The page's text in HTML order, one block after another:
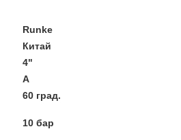
Runke
Китай
4"
А
60 град.
10 бар